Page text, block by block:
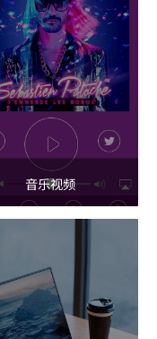
音乐视频